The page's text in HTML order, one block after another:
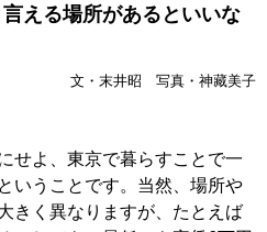
言える場所があるといいな
文・末井昭 写真・神藏美子
せよ、東京で暮らすことで一
いうことです。当然、場所や
きく異なりますが、たとえば